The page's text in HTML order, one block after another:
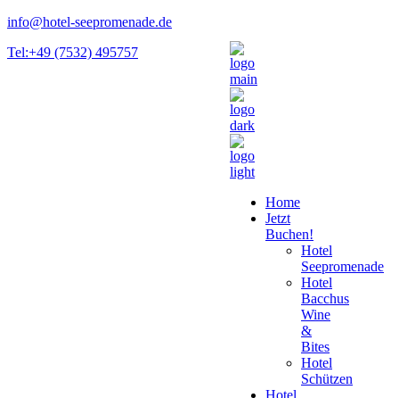
info@hotel-seepromenade.de
Tel:+49 (7532) 495757
Home
Jetzt
Buchen!
Hotel
Seepromenade
Hotel
Bacchus
Wine
&
Bites
Hotel
Schützen
Hotel